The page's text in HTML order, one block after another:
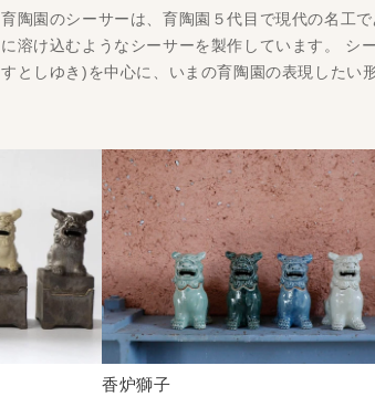
育陶園のシーサーは、育陶園５代目で現代の名工
に溶け込むようなシーサーを製作しています。 シ
すとしゆき)を中心に、いまの育陶園の表現したい
香炉獅子